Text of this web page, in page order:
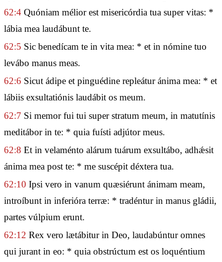
62:4 Quóniam mélior est misericórdia tua super vitas: *
lábia mea laudábunt te.
62:5 Sic benedícam te in vita mea: * et in nómine tuo
levábo manus meas.
62:6 Sicut ádipe et pinguédine repleátur ánima mea: * et
lábiis exsultatiónis laudábit os meum.
62:7 Si memor fui tui super stratum meum, in matutínis
meditábor in te: * quia fuísti adjútor meus.
62:8 Et in velaménto alárum tuárum exsultábo, adhǽsit
ánima mea post te: * me suscépit déxtera tua.
62:10 Ipsi vero in vanum quæsiérunt ánimam meam,
introíbunt in inferióra terræ: * tradéntur in manus gládii,
partes vúlpium erunt.
62:12 Rex vero lætábitur in Deo, laudabúntur omnes
qui jurant in eo: * quia obstrúctum est os loquéntium